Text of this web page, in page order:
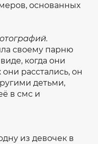
основанных
своему парню
когда они
они расстались, он
детьми,
в смс и
из девочек в